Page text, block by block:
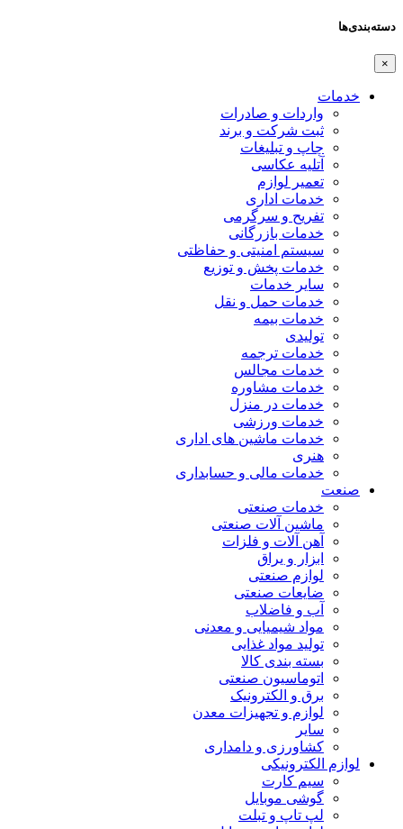
دسته‌بندی‌ها
×
خدمات
واردات و صادرات
ثبت شرکت و برند
چاپ و تبلیغات
آتلیه عکاسی
تعمیر لوازم
خدمات اداری
تفریح و سرگرمی
خدمات بازرگانی
سیستم امنیتی و حفاظتی
خدمات پخش و توزیع
سایر خدمات
خدمات حمل و نقل
خدمات بیمه
تولیدی
خدمات ترجمه
خدمات مجالس
خدمات مشاوره
خدمات در منزل
خدمات ورزشی
خدمات ماشین های اداری
هنری
خدمات مالی و حسابداری
صنعت
خدمات صنعتی
ماشین آلات صنعتی
آهن آلات و فلزات
ابزار و یراق
لوازم صنعتی
ضایعات صنعتی
آب و فاضلاب
مواد شیمیایی و معدنی
تولید مواد غذایی
بسته بندی کالا
اتوماسیون صنعتی
برق و الکترونیک
لوازم و تجهیزات معدن
سایر
کشاورزی و دامداری
لوازم الکترونیکی
سیم کارت
گوشی موبایل
لپ تاپ و تبلت